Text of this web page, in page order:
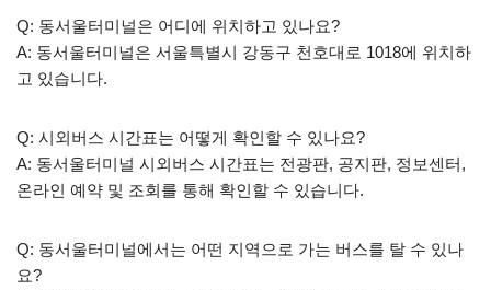
Q: 동서울터미널은 어디에 위치하고 있나요?
A: 동서울터미널은 서울특별시 강동구 천호대로 1018에 위치하
고 있습니다.
Q: 시외버스 시간표는 어떻게 확인할 수 있나요?
A: 동서울터미널 시외버스 시간표는 전광판, 공지판, 정보센터,
온라인 예약 및 조회를 통해 확인할 수 있습니다.
Q: 동서울터미널에서는 어떤 지역으로 가는 버스를 탈 수 있나
요?